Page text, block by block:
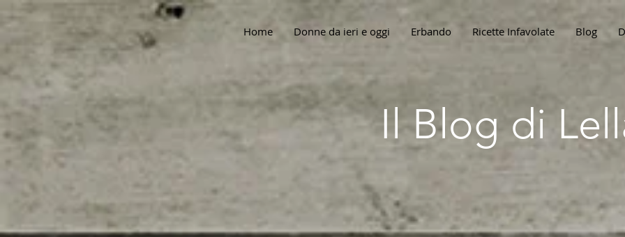
Home Donne da ieri e oggi Erbando Ricette Infavolate Blog
Il Blog di